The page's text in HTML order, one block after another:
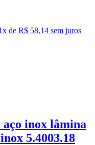
x de R$ 58,14 sem juros
inox lâmina
5.4003.18